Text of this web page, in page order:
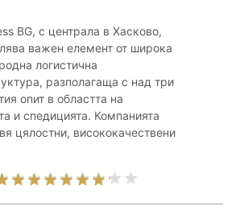
BG, с централа в Хасково,
важен елемент от широка
логистична
разполагаща с над три
опит в областта на
и спедицията. Компанията
цялостни, висококачествени